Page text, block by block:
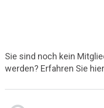
Sie sind noch kein
werden? Erfahren Sie